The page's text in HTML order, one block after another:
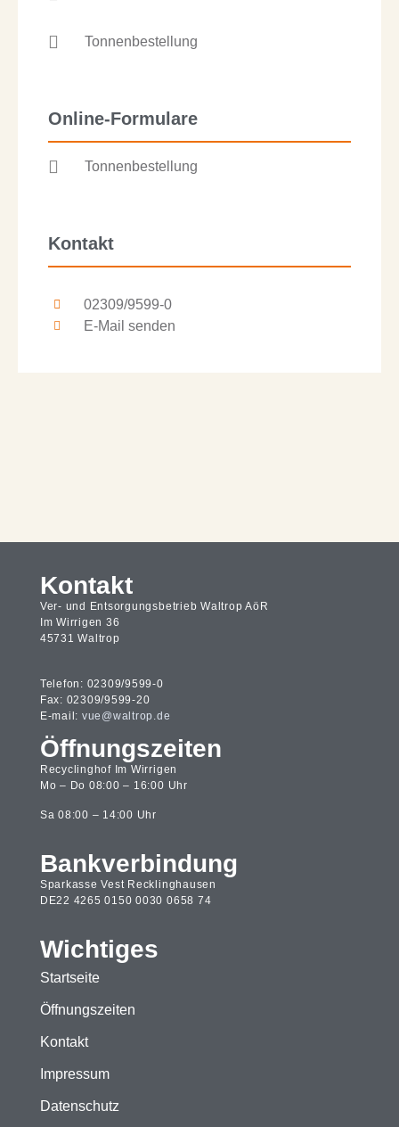
Tonnenbestellung
Online-Formulare
Tonnenbestellung
Kontakt
02309/9599-0
E-Mail senden
Kontakt
Ver- und Entsorgungsbetrieb Waltrop AöR
Im Wirrigen 36
45731 Waltrop
Telefon: 02309/9599-0
Fax: 02309/9599-20
E-mail: vue@waltrop.de
Öffnungszeiten
Recyclinghof Im Wirrigen
Mo – Do 08:00 – 16:00 Uhr
Sa 08:00 – 14:00 Uhr
Bankverbindung
Sparkasse Vest Recklinghausen
DE22 4265 0150 0030 0658 74
Wichtiges
Startseite
Öffnungszeiten
Kontakt
Impressum
Datenschutz